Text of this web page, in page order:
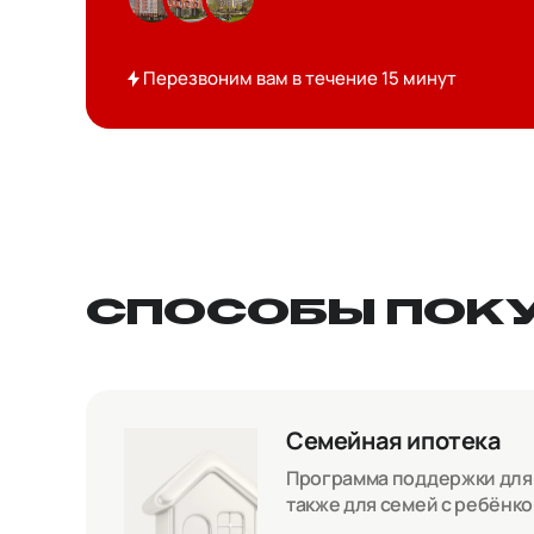
Перезвоним вам в течение 15 минут
СПОСОБЫ
Семейная ипотека
Программа поддержки
также для семей с